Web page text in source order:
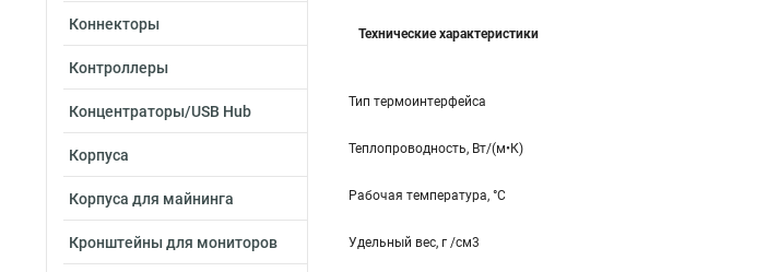
Коннекторы
Контроллеры
Концентраторы/USB Hub
Корпуса
Корпуса для майнинга
Кронштейны для мониторов
Технические характеристики
Тип термоинтерфейса
Теплопроводность, Вт/(м•К)
Рабочая температура, °C
Удельный вес, г /см3